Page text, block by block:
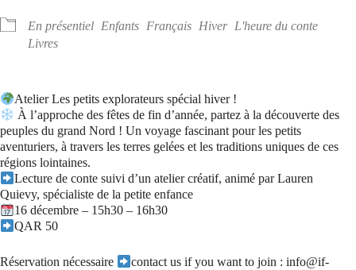
En présentiel Enfants Français Hiver L'heure du conte
Livres
Atelier Les petits explorateurs spécial hiver !
À l’approche des fêtes de fin d’année, partez à la découverte des
peuples du grand Nord ! Un voyage fascinant pour les petits
aventuriers, à travers les terres gelées et les traditions uniques de ces
régions lointaines.
Lecture de conte suivi d’un atelier créatif, animé par Lauren
Quievy, spécialiste de la petite enfance
16 décembre – 15h30 – 16h30
QAR 50
Réservation nécessaire
contact us if you want to join : info@if-